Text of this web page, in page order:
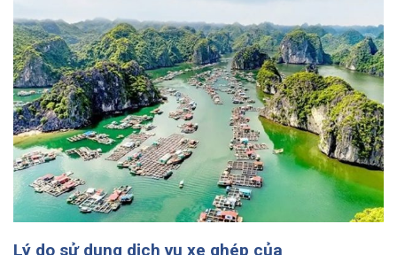
Lý do sử dụng dịch vụ xe ghép của